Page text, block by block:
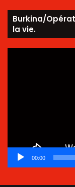
Burkina/
la vie.
00:00